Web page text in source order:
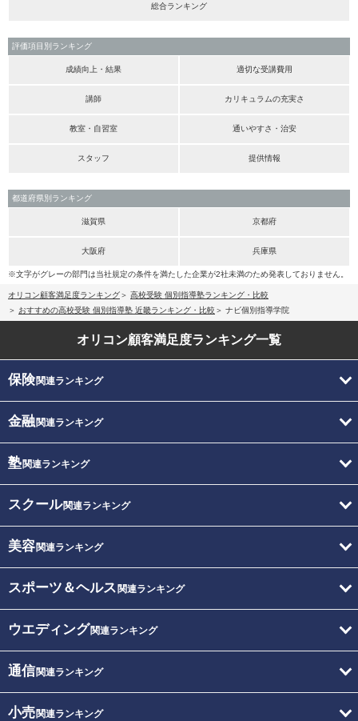
総合ランキング
評価項目別ランキング
成績向上・結果 適切な受講費用
講師 カリキュラムの充実さ
教室・自習室 通いやすさ・治安
スタッフ 提供情報
都道府県別ランキング
滋賀県 京都府
大阪府 兵庫県
※文字がグレーの部門は当社規定の条件を満たした企業が2社未満のため発表しておりません。
オリコン顧客満足度ランキング
高校受験 個別指導塾ランキング・比較
おすすめの高校受験 個別指導塾 近畿ランキング・比較
ナビ個別指導学院
オリコン顧客満足度ランキング一覧
保険関連ランキング
金融関連ランキング
塾関連ランキング
スクール関連ランキング
美容関連ランキング
スポーツ＆ヘルス 関連ランキング
ウエディング関連ランキング
通信関連ランキング
小売関連ランキング